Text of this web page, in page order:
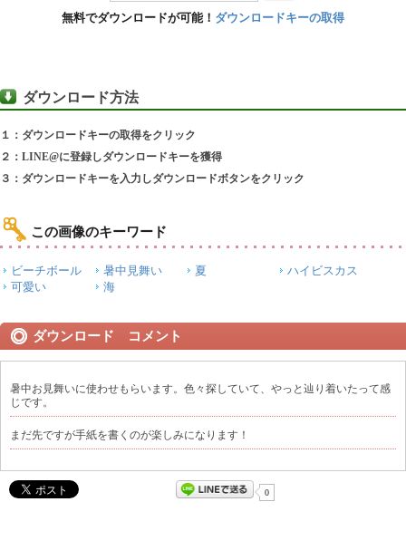
無料でダウンロードが可能！ ダウンロードキーの取得
ダウンロード方法
１：ダウンロードキーの取得をクリック
２：LINE@に登録しダウンロードキーを獲得
３：ダウンロードキーを入力しダウンロードボタンをクリック
この画像のキーワード
ビーチボール 暑中見舞い 夏
ハイビスカス
可愛い
海
ダウンロード コメント
暑中お見舞いに使わせもらいます。色々探していて、やっと辿り着いたって感
じです。
まだ先ですが手紙を書くのが楽しみになります！
0